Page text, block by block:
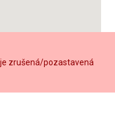
je zrušená/pozastavená